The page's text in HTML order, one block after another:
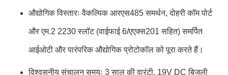
औद्योगिक विस्तारः वैकल्पिक आरएस485 समर्थन, दोहरी कॉम पोर्ट
और एम.2 2230 स्लॉट (वाईफाई 6/एएक्स201 सहित) समर्पित
आईओटी और पारंपरिक औद्योगिक प्रोटोकॉल को पूरा करते हैं।
विश्वसनीय संचालन समयः 3 साल की वारंटी, 19V DC बिजली